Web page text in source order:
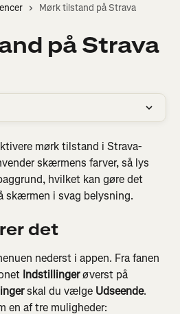
Mørk tilstand på Strava
på Strava
mørk tilstand i Strava-
skærmens farver, så lys
hvilket kan gøre det
skærmen i svag belysning.
det
nederst i appen. Fra fanen
Indstillinger øverst på
skal du vælge Udseende.
en af tre muligheder: